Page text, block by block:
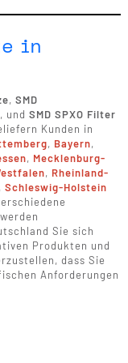
in
, SMD
, und SMD SPXO Filter
Kunden in
, Bayern,
, Mecklenburg-
, Rheinland-
, Schleswig-Holstein
Sie sich
Produkten und
dass Sie
Anforderungen